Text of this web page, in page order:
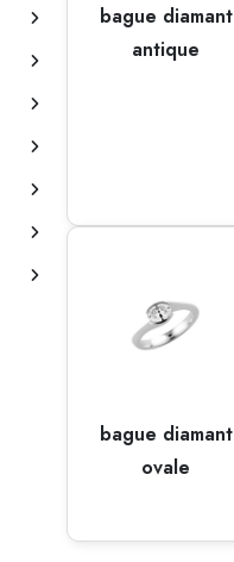
bague diamant
antique
bague diamant
ovale